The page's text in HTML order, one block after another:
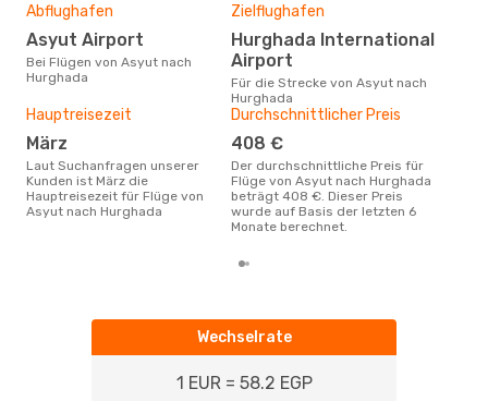
Abflughafen
Asyut Airport
Bei Flügen von Asyut nach
Hurghada
Zielflughafen
Hurghada International
Airport
Für die Strecke von Asyut nach
Hurghada
Hauptreisezeit
März
Laut Suchanfragen unserer
Kunden ist März die
Hauptreisezeit für Flüge von
Asyut nach Hurghada
Durchschnittlicher Preis
408 €
Der durchschnittliche Preis für
Flüge von Asyut nach Hurghada
beträgt 408 €. Dieser Preis
wurde auf Basis der letzten 6
Monate berechnet.
Wechselrate
1 EUR = 58.2 EGP